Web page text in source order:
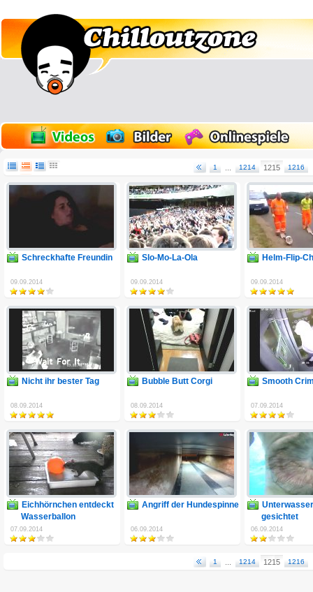
1 1214 1215 1216
Schreckhafte Freundin
09.09.2014
Slo-Mo-La-Ola
09.09.2014
Helm-Flip-
09.09.2014
Nicht ihr bester Tag
08.09.2014
Bubble Butt Corgi
08.09.2014
Smooth
07.09.2014
Eichhörnchen entdeckt
Wasserballon
07.09.2014
Angriff der Hundespinne
06.09.2014
gesichtet
06.09.2014
1 1214 1215 1216